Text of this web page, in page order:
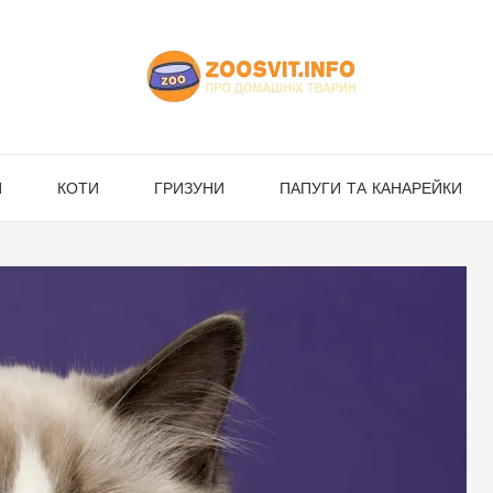
КОТИ ГРИЗУНИ ПАПУГИ ТА КАНАРЕЙКИ